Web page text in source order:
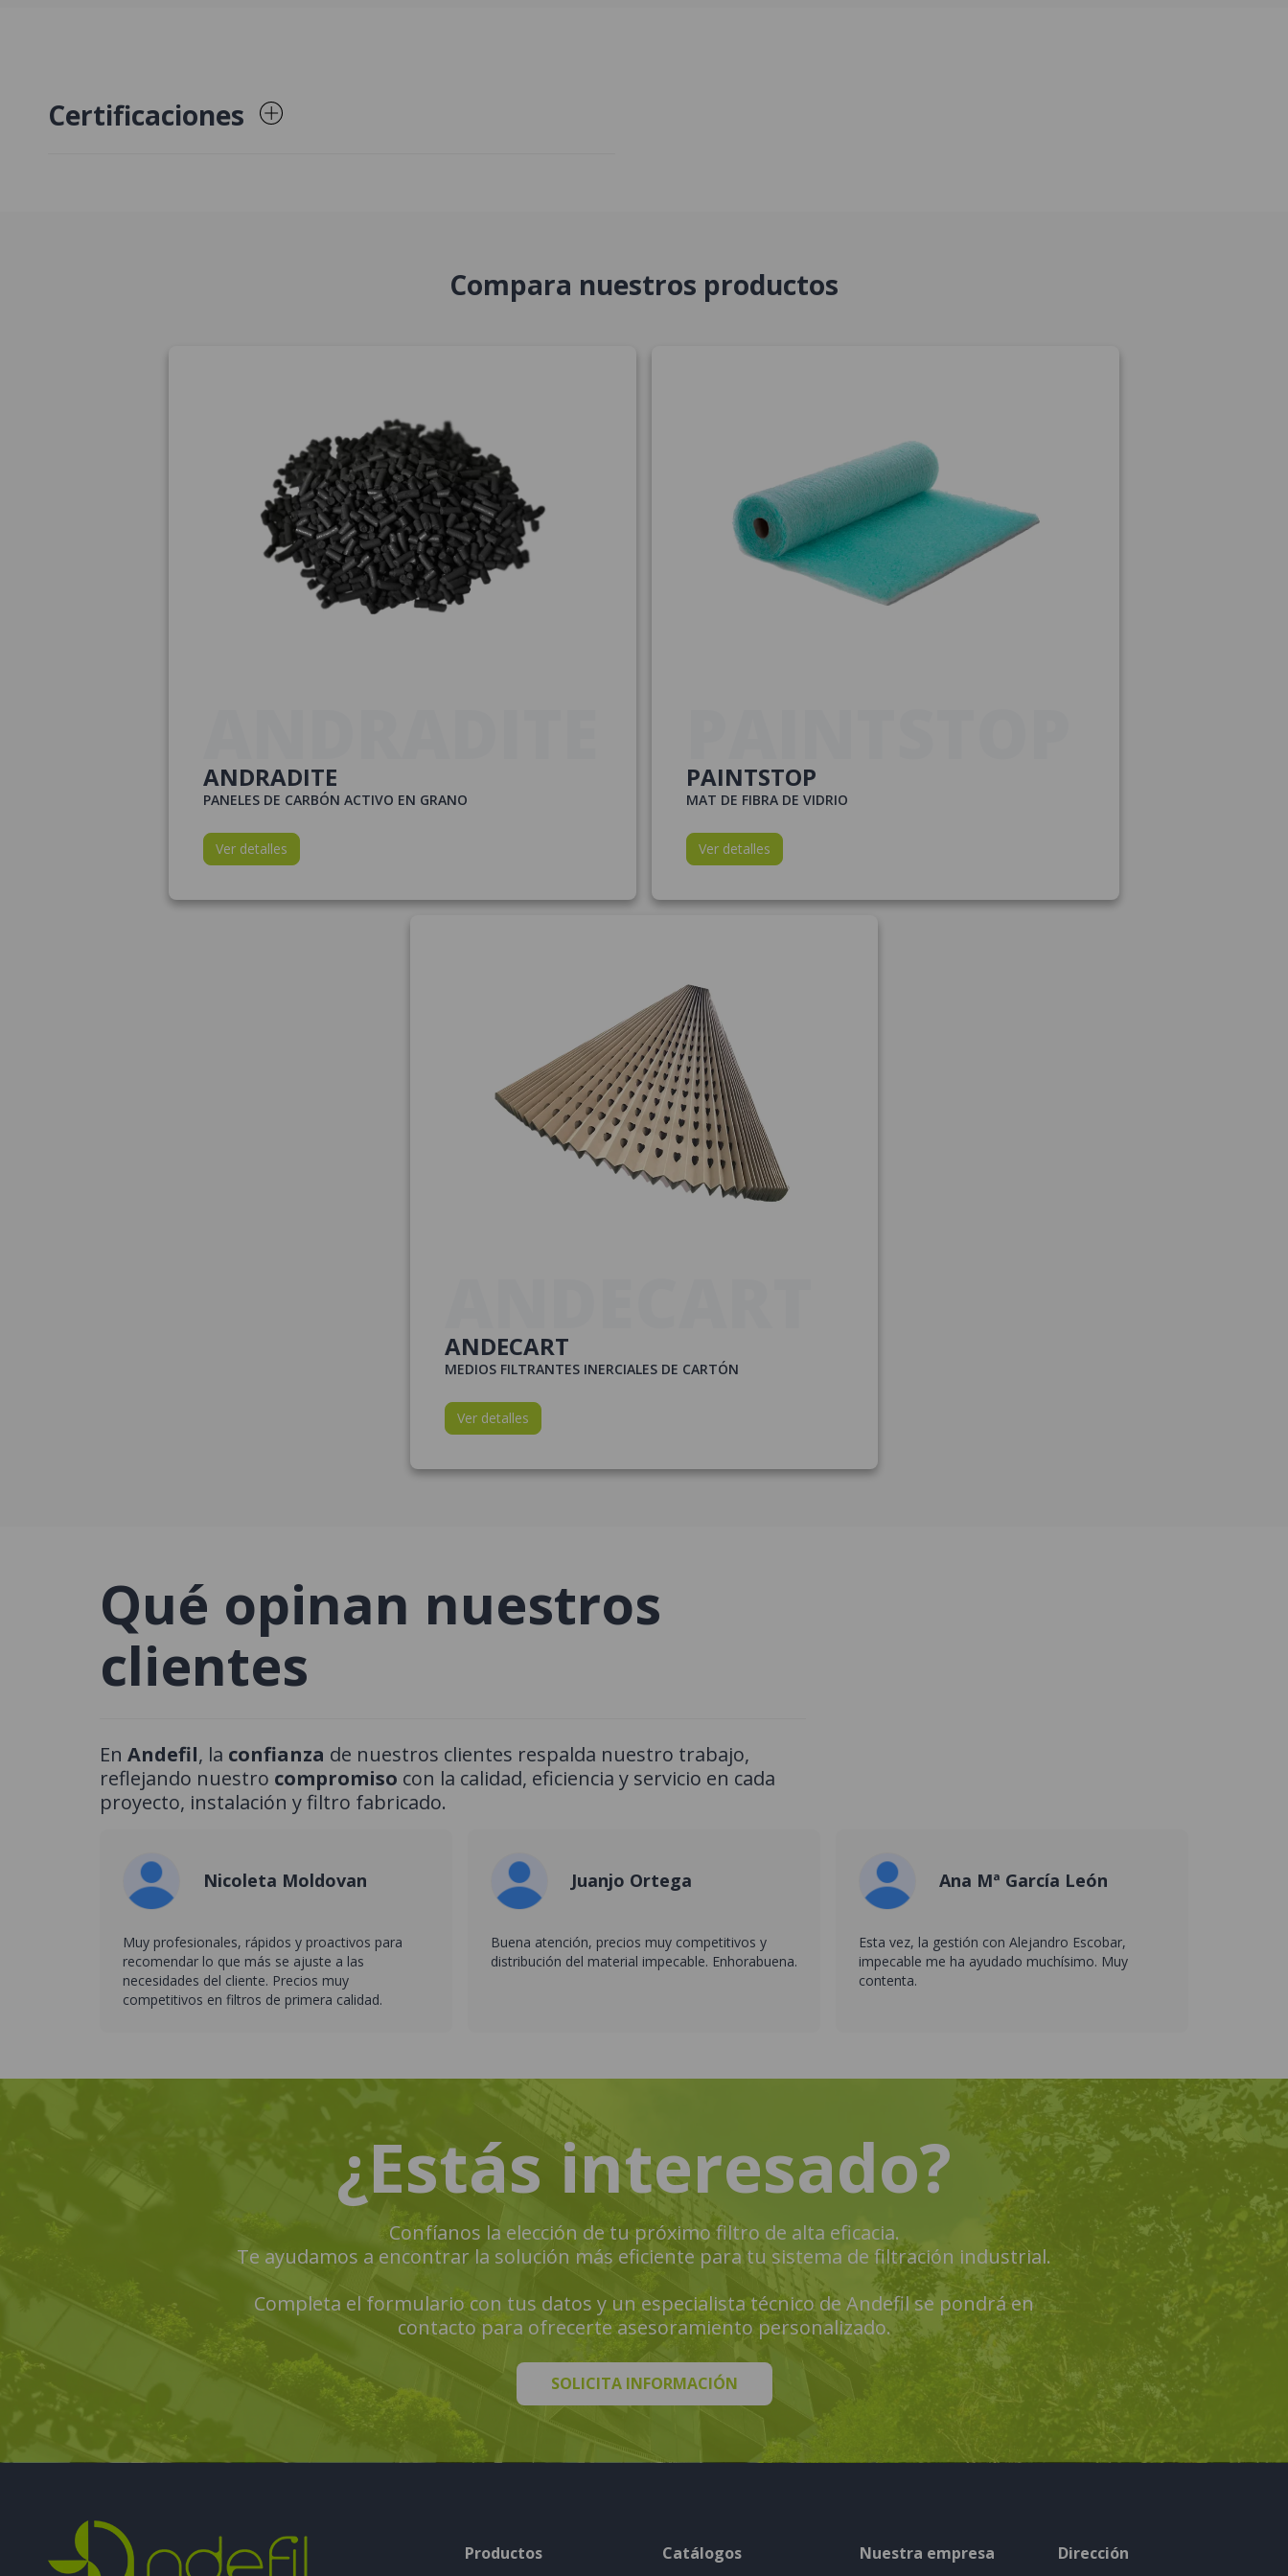
Certificaciones
Compara nuestros productos
ANDRADITE
PANELES DE CARBÓN ACTIVO EN GRANO
Ver detalles
PAINTSTOP
MAT DE FIBRA DE VIDRIO
Ver detalles
ANDECART
MEDIOS FILTRANTES INERCIALES DE CARTÓN
Ver detalles
Qué opinan nuestros
clientes
En Andefil, la confianza de nuestros clientes respalda nuestro trabajo,
reflejando nuestro compromiso con la calidad, eficiencia y servicio en cada
proyecto, instalación y filtro fabricado.
Nicoleta Moldovan
Muy profesionales, rápidos y proactivos para
recomendar lo que más se ajuste a las
necesidades del cliente. Precios muy
competitivos en filtros de primera calidad.
Juanjo Ortega
Buena atención, precios muy competitivos y
distribución del material impecable. Enhorabuena.
Ana Mª García León
Esta vez, la gestión con Alejandro Escobar,
impecable me ha ayudado muchísimo. Muy
contenta.
¿Estás interesado?
Confíanos la elección de tu próximo filtro de alta eficacia.
Te ayudamos a encontrar la solución más eficiente para tu sistema de filtración industrial.
Completa el formulario con tus datos y un especialista técnico de Andefil se pondrá en
contacto para ofrecerte asesoramiento personalizado.
SOLICITA INFORMACIÓN
Productos Catálogos Nuestra empresa Dirección